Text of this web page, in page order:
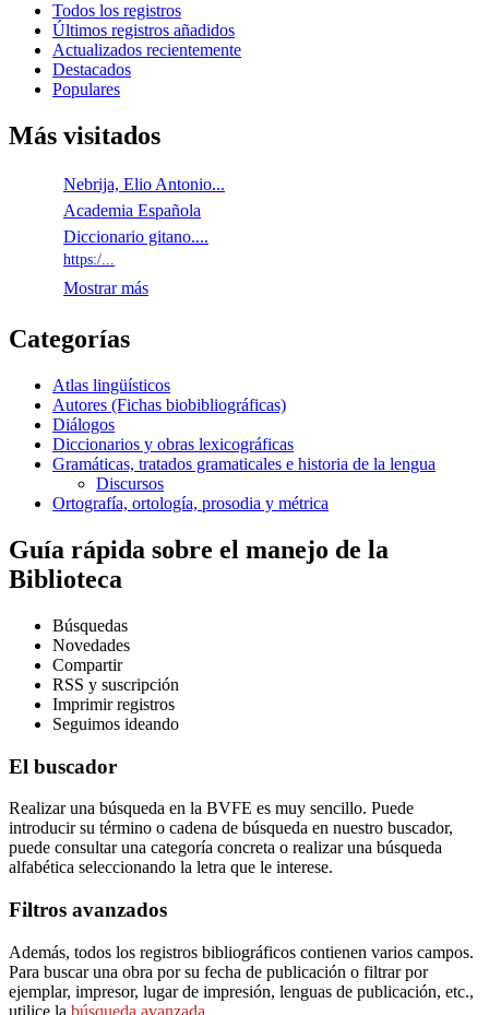
Todos los registros
Últimos registros añadidos
Actualizados recientemente
Destacados
Populares
Más visitados
Nebrija, Elio Antonio...
Academia Española
Diccionario gitano....
https:/...
Mostrar más
Categorías
Atlas lingüísticos
Autores (Fichas biobibliográficas)
Diálogos
Diccionarios y obras lexicográficas
Gramáticas, tratados gramaticales e historia de la lengua
Discursos
Ortografía, ortología, prosodia y métrica
Guía rápida sobre el manejo de la
Biblioteca
Búsquedas
Novedades
Compartir
RSS y suscripción
Imprimir registros
Seguimos ideando
El buscador
Realizar una búsqueda en la BVFE es muy sencillo. Puede
introducir su término o cadena de búsqueda en nuestro buscador,
puede consultar una categoría concreta o realizar una búsqueda
alfabética seleccionando la letra que le interese.
Filtros avanzados
Además, todos los registros bibliográficos contienen varios campos.
Para buscar una obra por su fecha de publicación o filtrar por
ejemplar, impresor, lugar de impresión, lenguas de publicación, etc.,
utilice la búsqueda avanzada.